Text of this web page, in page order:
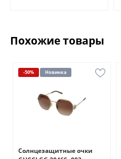
Похожие товары
-50% Новинка
Солнцезащитные очки